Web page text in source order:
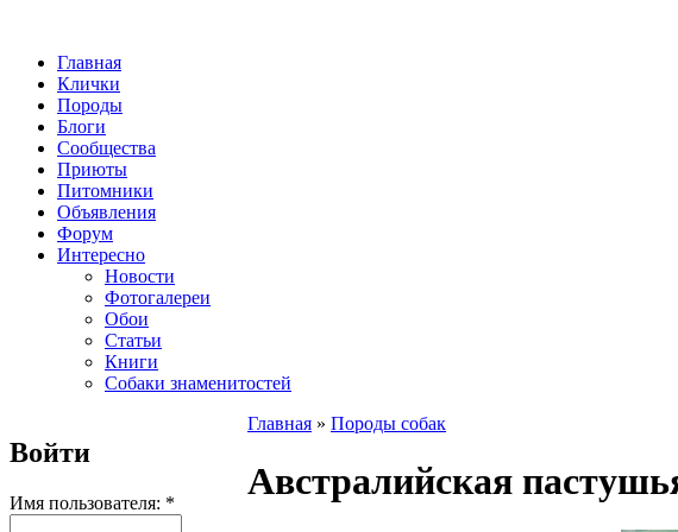
Главная
Клички
Породы
Блоги
Сообщества
Приюты
Питомники
Объявления
Форум
Интересно
Новости
Фотогалереи
Обои
Статьи
Книги
Собаки знаменитостей
Войти
Имя пользователя: *
Главная » Породы собак
Австралийская